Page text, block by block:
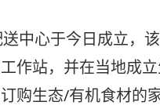
中心于今日成立，
作站，并在当地成
购生态/有机食材的